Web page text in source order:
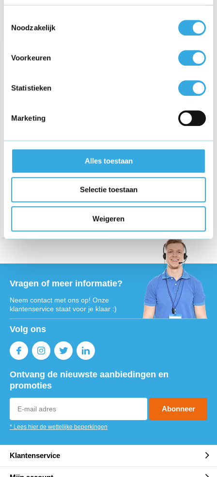
Noodzakelijk
Voorkeuren
Statistieken
Marketing
Alles toestaan
Selectie toestaan
Weigeren
Recent bekeken
elektrische fiets
€ 59,95
Vragen of meer informatie?
Neem contact met ons op! Onze
klantenservice staat voor je klaar :)
Volg ons
Ontvang de nieuwste aanbiedingen en
promoties
Abonneer
* Lees hier de wettelijke beperkingen
Klantenservice